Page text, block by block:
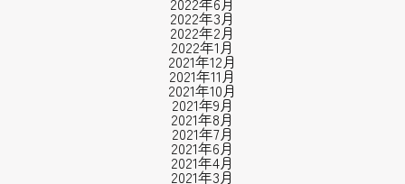
2022年3月
2022年2月
2022年1月
2021年12月
2021年11月
2021年10月
2021年9月
2021年8月
2021年7月
2021年6月
2021年4月
2021年3月